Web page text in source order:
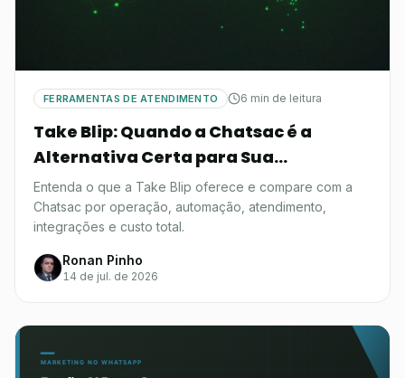
FERRAMENTAS DE ATENDIMENTO 6 min de leitura
Take Blip: Quando a Chatsac é a
Alternativa Certa para Sua
Operação?
Entenda o que a Take Blip oferece e compare com a
Chatsac por operação, automação, atendimento,
integrações e custo total.
Ronan Pinho
14 de jul. de 2026